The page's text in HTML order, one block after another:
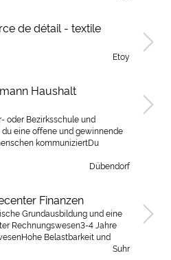
de détail - textile
Etoy
Haushalt
oder Bezirksschule und
eine offene und gewinnende
kommuniziertDu
Dübendorf
Finanzen
Grundausbildung und eine
Rechnungswesen3-4 Jahre
Belastbarkeit und
Suhr